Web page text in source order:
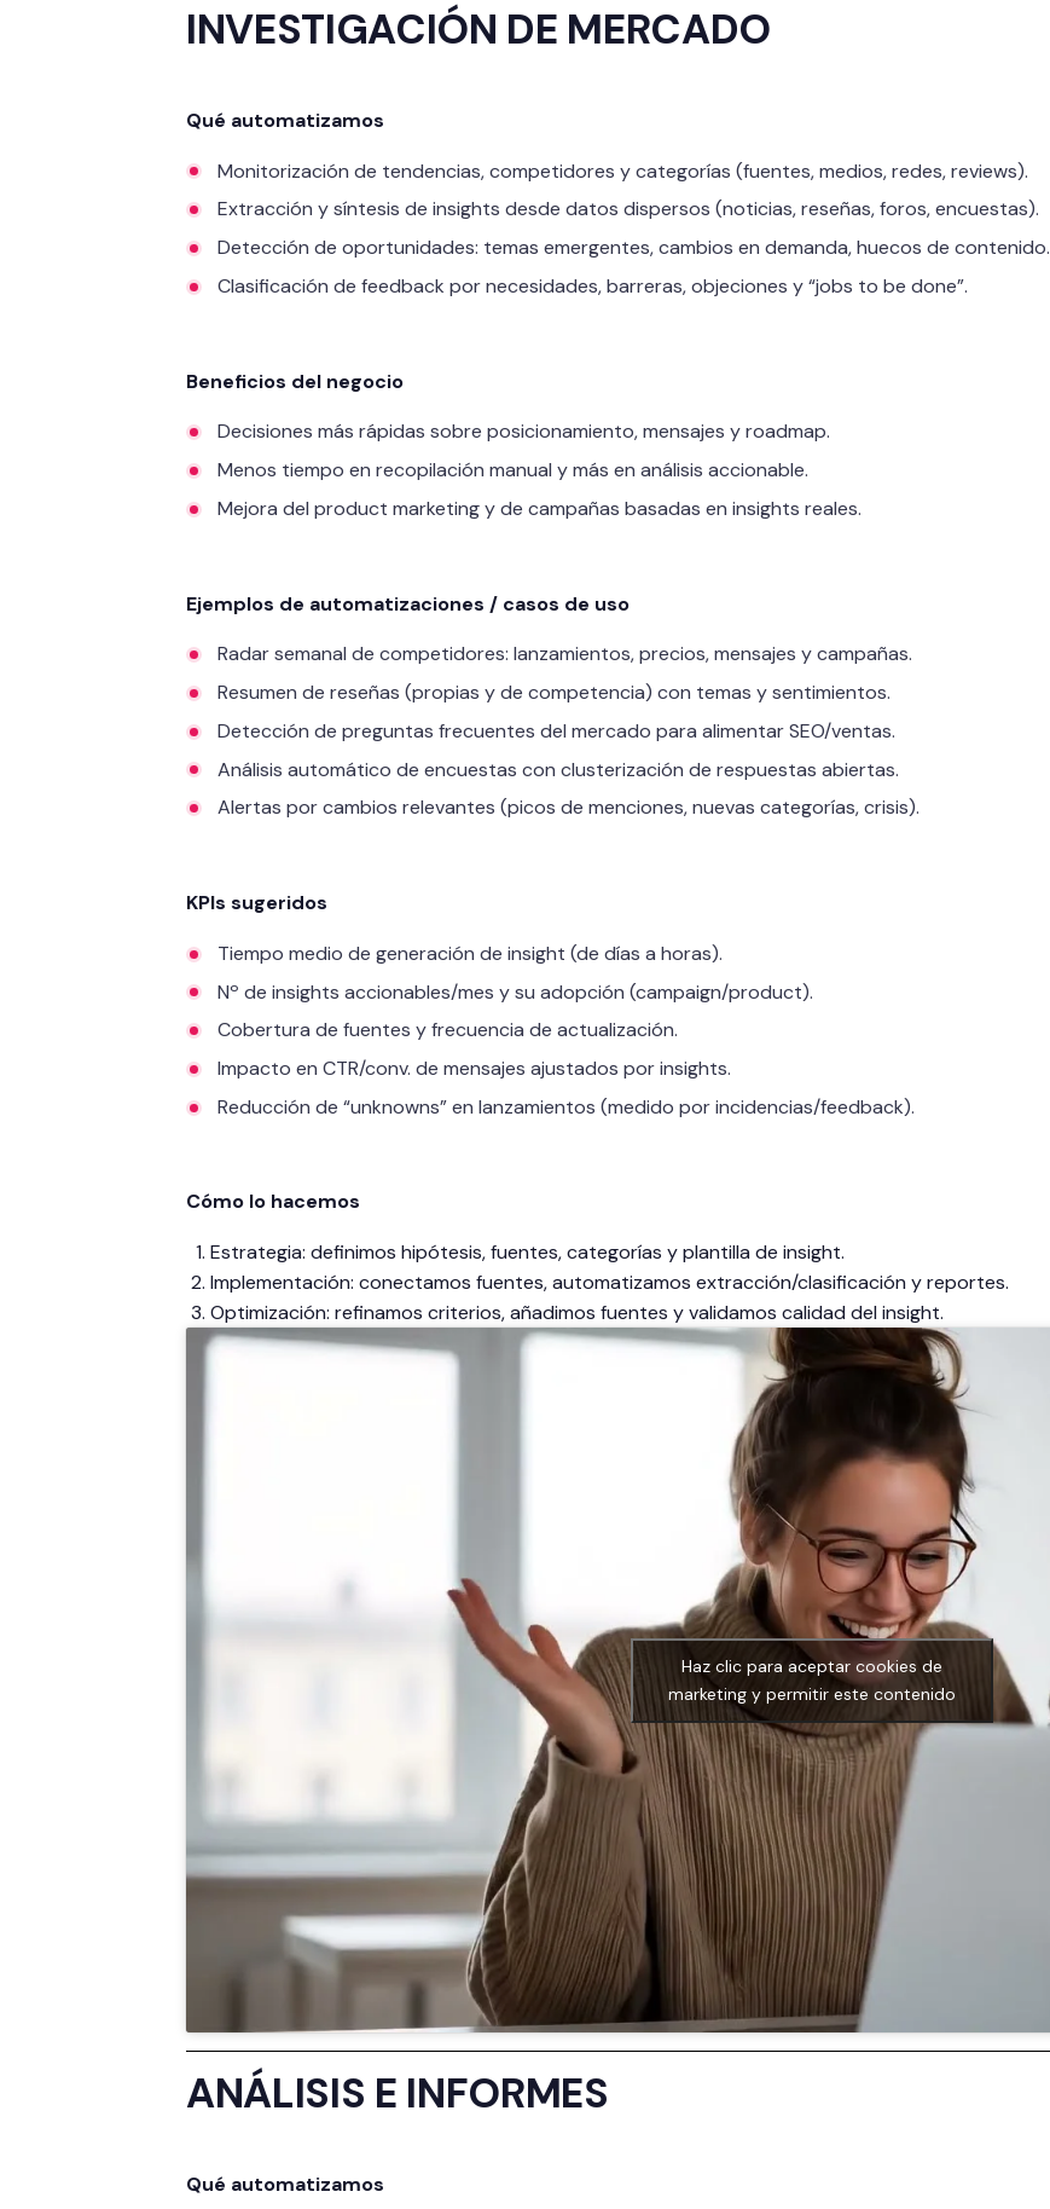
INVESTIGACIÓN DE MERCADO
Qué automatizamos
Monitorización de tendencias, competidores y categorías (fuentes, medios, redes, reviews).
Extracción y síntesis de insights desde datos dispersos (noticias, reseñas, foros, encuestas).
Detección de oportunidades: temas emergentes, cambios en demanda, huecos de contenido.
Clasificación de feedback por necesidades, barreras, objeciones y “jobs to be done”.
Beneficios del negocio
Decisiones más rápidas sobre posicionamiento, mensajes y roadmap.
Menos tiempo en recopilación manual y más en análisis accionable.
Mejora del product marketing y de campañas basadas en insights reales.
Ejemplos de automatizaciones / casos de uso
Radar semanal de competidores: lanzamientos, precios, mensajes y campañas.
Resumen de reseñas (propias y de competencia) con temas y sentimientos.
Detección de preguntas frecuentes del mercado para alimentar SEO/ventas.
Análisis automático de encuestas con clusterización de respuestas abiertas.
Alertas por cambios relevantes (picos de menciones, nuevas categorías, crisis).
KPIs sugeridos
Tiempo medio de generación de insight (de días a horas).
Nº de insights accionables/mes y su adopción (campaign/product).
Cobertura de fuentes y frecuencia de actualización.
Impacto en CTR/conv. de mensajes ajustados por insights.
Reducción de “unknowns” en lanzamientos (medido por incidencias/feedback).
Cómo lo hacemos
Estrategia: definimos hipótesis, fuentes, categorías y plantilla de insight.
Implementación: conectamos fuentes, automatizamos extracción/clasificación y reportes.
Optimización: refinamos criterios, añadimos fuentes y validamos calidad del insight.
Haz clic para aceptar cookies de
marketing y permitir este contenido
ANÁLISIS E INFORMES
Qué automatizamos